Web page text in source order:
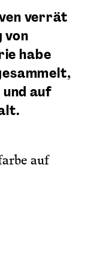
verrät
von
habe
auf
auf